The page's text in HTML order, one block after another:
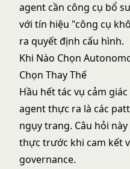
agent cần công cụ bổ
với tín hiệu "công cụ
ra quyết định cấu hình.
Khi Nào Chọn
Chọn Thay Thế
Hầu hết tác vụ cảm
agent thực ra là các
ngụy trang. Câu hỏi
thực trước khi cam kết
governance.